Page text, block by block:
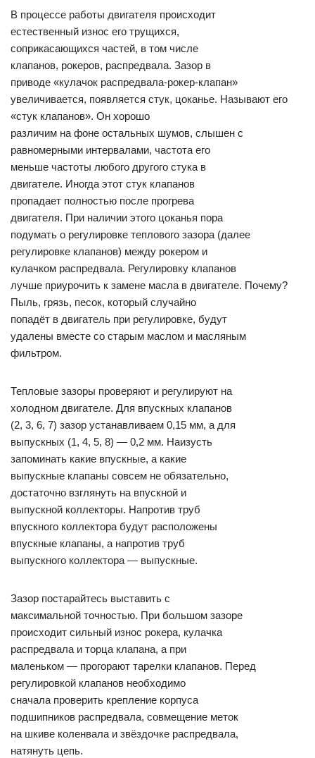
В процессе работы двигателя происходит
естественный износ его трущихся,
соприкасающихся частей, в том числе
клапанов, рокеров, распредвала. Зазор в
приводе «кулачок распредвала-рокер-клапан»
увеличивается, появляется стук, цоканье. Называют его
«стук клапанов». Он хорошо
различим на фоне остальных шумов, слышен с
равномерными интервалами, частота его
меньше частоты любого другого стука в
двигателе. Иногда этот стук клапанов
пропадает полностью после прогрева
двигателя. При наличии этого цоканья пора
подумать о регулировке теплового зазора (далее
регулировке клапанов) между рокером и
кулачком распредвала. Регулировку клапанов
лучше приурочить к замене масла в двигателе. Почему?
Пыль, грязь, песок, который случайно
попадёт в двигатель при регулировке, будут
удалены вместе со старым маслом и масляным
фильтром.
Тепловые зазоры проверяют и регулируют на
холодном двигателе. Для впускных клапанов
(2, 3, 6, 7) зазор устанавливаем 0,15 мм, а для
выпускных (1, 4, 5, 8) — 0,2 мм. Наизусть
запоминать какие впускные, а какие
выпускные клапаны совсем не обязательно,
достаточно взглянуть на впускной и
выпускной коллекторы. Напротив труб
впускного коллектора будут расположены
впускные клапаны, а напротив труб
выпускного коллектора — выпускные.
Зазор постарайтесь выставить с
максимальной точностью. При большом зазоре
происходит сильный износ рокера, кулачка
распредвала и торца клапана, а при
маленьком — прогорают тарелки клапанов. Перед
регулировкой клапанов необходимо
сначала проверить крепление корпуса
подшипников распредвала, совмещение меток
на шкиве коленвала и звёздочке распредвала,
натянуть цепь.